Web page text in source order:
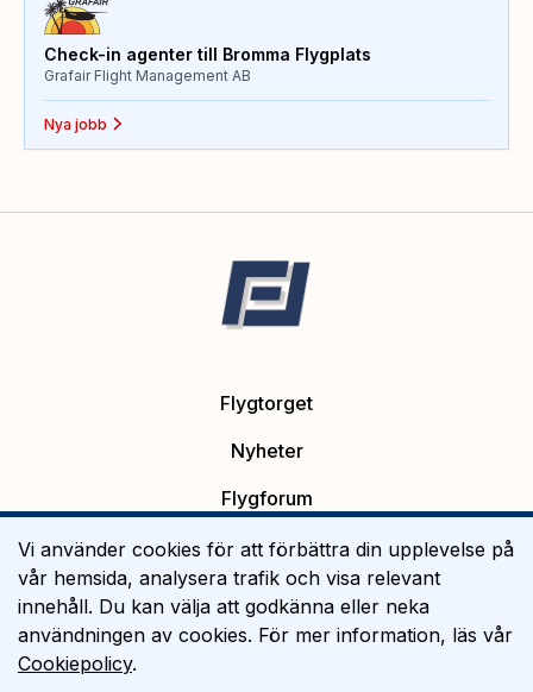
Check-in agenter till Bromma Flygplats
Grafair Flight Management AB
Nya jobb
Flygtorget
Nyheter
Flygforum
Platsannonser
Flygutbildning
Om Flygtorget
Vi använder cookies för att förbättra din upplevelse på
vår hemsida, analysera trafik och visa relevant
innehåll. Du kan välja att godkänna eller neka
användningen av cookies. För mer information, läs vår
Cookiepolicy.